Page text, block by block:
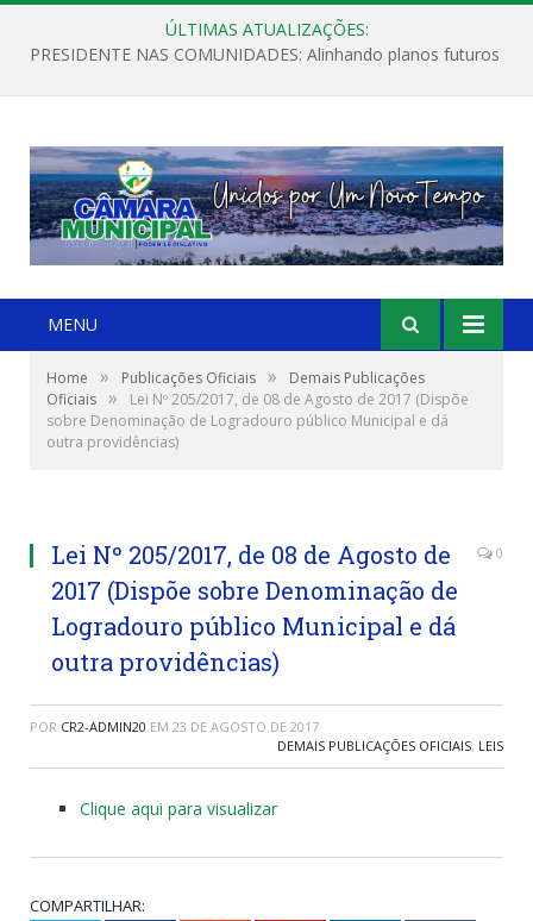
ÚLTIMAS ATUALIZAÇÕES:
PRESIDENTE NAS COMUNIDADES: Alinhando planos futuros
MENU
Home » Publicações Oficiais »
Demais Publicações
Oficiais »
Lei Nº 205/2017, de 08 de Agosto de 2017 (Dispõe
sobre Denominação de Logradouro público Municipal e dá
outra providências)
Lei Nº 205/2017, de 08 de Agosto de
2017 (Dispõe sobre Denominação de
Logradouro público Municipal e dá
outra providências)
0
POR CR2-ADMIN20 EM 23 DE AGOSTO DE 2017
DEMAIS PUBLICAÇÕES OFICIAIS, LEIS
Clique aqui para visualizar
COMPARTILHAR: